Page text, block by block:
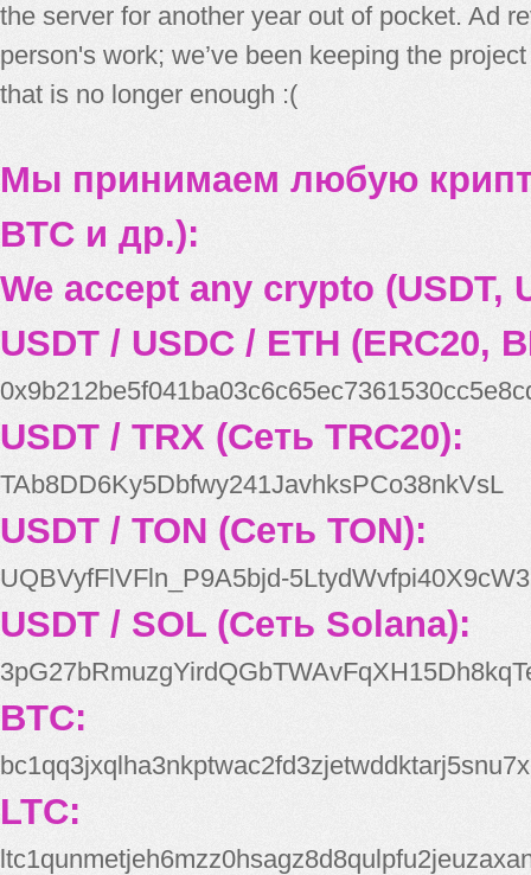
the server for another year out of pocket. Ad
person's work; we’ve been keeping the
that is no longer enough :(
Мы принимаем любую
BTC и др.):
We accept any crypto (USDT,
USDT / USDC / ETH (ERC20,
USDT / TRX (Сеть TRC20):
TAb8DD6Ky5Dbfwy241JavhksPCo38nkVsL
USDT / TON (Сеть TON):
UQBVyfFlVFln_P9A5bjd-
USDT / SOL (Сеть Solana):
BTC:
bc1qq3jxqlha3nkptwac2fd3zjetwddktarj5snu7x
LTC: